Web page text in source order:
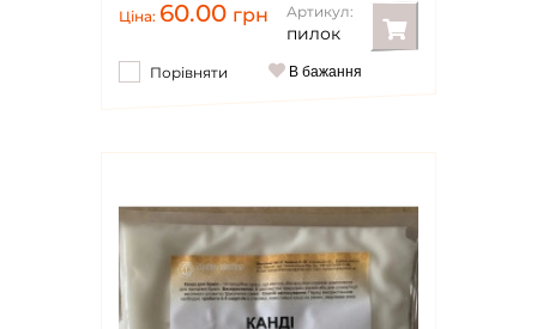
Ціна: 60.00 грн Артикул:
пилок
Порівняти В бажання